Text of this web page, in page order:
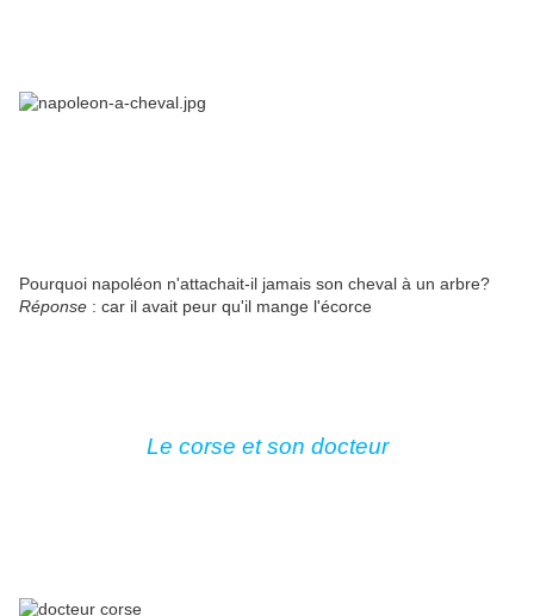
Pourquoi napoléon n'attachait-il jamais son cheval à un arbre?
Réponse : car il avait peur qu'il mange l'écorce
Le corse et son docteur